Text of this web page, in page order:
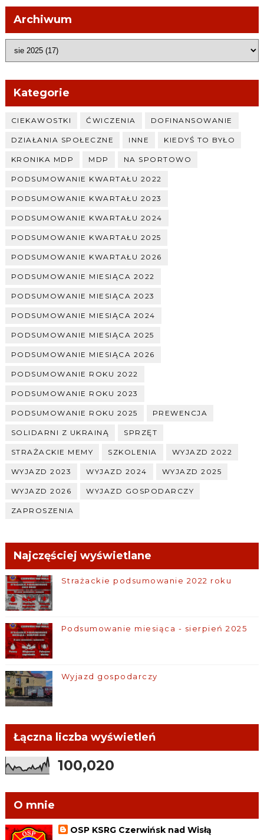
Archiwum
Kategorie
CIEKAWOSTKI ĆWICZENIA DOFINANSOWANIE
DZIAŁANIA SPOŁECZNE INNE KIEDYŚ TO BYŁO
KRONIKA MDP MDP NA SPORTOWO
PODSUMOWANIE KWARTAŁU 2022
PODSUMOWANIE KWARTAŁU 2023
PODSUMOWANIE KWARTAŁU 2024
PODSUMOWANIE KWARTAŁU 2025
PODSUMOWANIE KWARTAŁU 2026
PODSUMOWANIE MIESIĄCA 2022
PODSUMOWANIE MIESIĄCA 2023
PODSUMOWANIE MIESIĄCA 2024
PODSUMOWANIE MIESIĄCA 2025
PODSUMOWANIE MIESIĄCA 2026
PODSUMOWANIE ROKU 2022
PODSUMOWANIE ROKU 2023
PODSUMOWANIE ROKU 2025 PREWENCJA
SOLIDARNI Z UKRAINĄ SPRZĘT
STRAŻACKIE MEMY SZKOLENIA WYJAZD 2022
WYJAZD 2023 WYJAZD 2024 WYJAZD 2025
WYJAZD 2026 WYJAZD GOSPODARCZY
ZAPROSZENIA
Najczęściej wyświetlane
Strażackie podsumowanie 2022 roku
Podsumowanie miesiąca - sierpień 2025
Wyjazd gospodarczy
Łączna liczba wyświetleń
100,020
O mnie
OSP KSRG Czerwińsk nad Wisłą